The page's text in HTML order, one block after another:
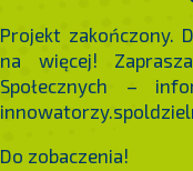
Projekt zakończony.
na więcej!
Społecznych –
Do zobaczenia!